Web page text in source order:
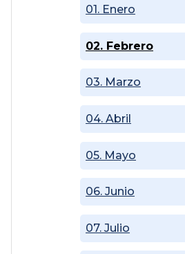
01. Enero
02. Febrero
03. Marzo
04. Abril
05. Mayo
06. Junio
07. Julio